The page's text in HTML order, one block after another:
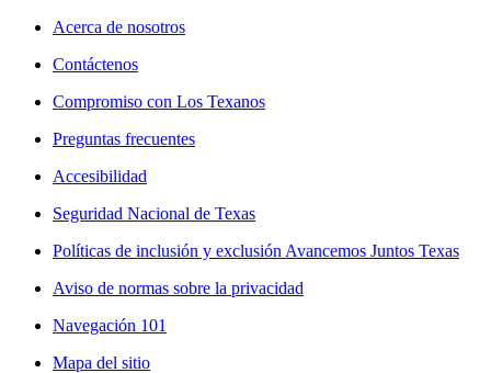
Acerca de nosotros
Contáctenos
Compromiso con Los Texanos
Preguntas frecuentes
Accesibilidad
Seguridad Nacional de Texas
Políticas de inclusión y exclusión Avancemos Juntos Texas
Aviso de normas sobre la privacidad
Navegación 101
Mapa del sitio